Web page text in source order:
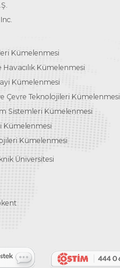
Kümelenmesi
Kümelenmesi
Kümelenmesi
Çevre Teknolojileri Kümelenmesi
Sistemleri Kümelenmesi
Kümelenmesi
Kümelenmesi
Üniversitesi